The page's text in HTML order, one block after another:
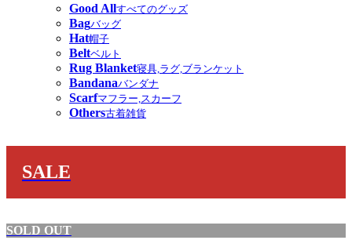
Good Allすべてのグッズ
Bagバッグ
Hat帽子
Beltベルト
Rug Blanket寝具,ラグ,ブランケット
Bandanaバンダナ
Scarfマフラー,スカーフ
Others古着雑貨
SALE
SOLD OUT